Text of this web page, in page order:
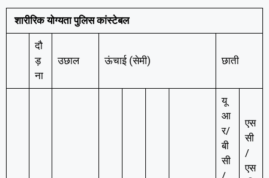
शारीरिक योग्यता पुलिस कांस्टेबल
दौ
ड़
ना
उछाल ऊंचाई (सेमी) छाती
यू
आ
र/
बी
सी
एस
सी
/
एस